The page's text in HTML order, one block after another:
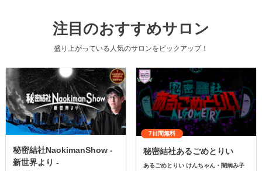
注目のおすすめサロン
盛り上がっている人気のサロンをピックアップ！
秘密結社NaokimanShow -
新世界より -
7日間無料
秘密結社あるごめとりい
あるごめとりい けんちゃん・闇病み子